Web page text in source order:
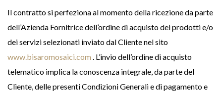
Il contratto si perfeziona al momento della ricezione da parte
dell’Azienda Fornitrice dell’ordine di acquisto dei prodotti e/o
dei servizi selezionati inviato dal Cliente nel sito
www.bisaromosaici.com . L’invio dell’ordine di acquisto
telematico implica la conoscenza integrale, da parte del
Cliente, delle presenti Condizioni Generali e di pagamento e